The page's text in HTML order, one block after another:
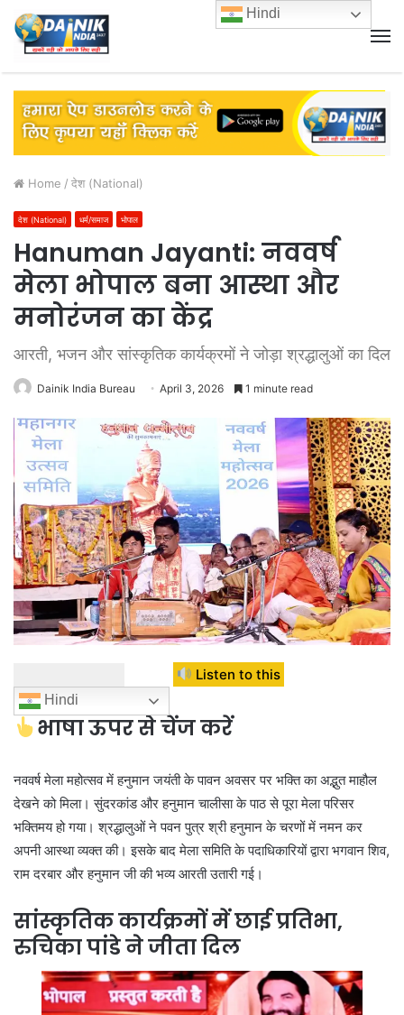
Home / देश (National)
देश (National) धर्म/समाज भोपाल
Hanuman Jayanti: नववर्ष
मेला भोपाल बना आस्था और
मनोरंजन का केंद्र
आरती, भजन और सांस्कृतिक कार्यक्रमों ने जोड़ा श्रद्धालुओं का दिल
Dainik India Bureau April 3, 2026 1 minute read
Listen to this
Hindi
भाषा ऊपर से चेंज करें
नववर्ष मेला महोत्सव में हनुमान जयंती के पावन अवसर पर भक्ति का अद्भुत माहौल
देखने को मिला। सुंदरकांड और हनुमान चालीसा के पाठ से पूरा मेला परिसर
भक्तिमय हो गया। श्रद्धालुओं ने पवन पुत्र श्री हनुमान के चरणों में नमन कर
अपनी आस्था व्यक्त की। इसके बाद मेला समिति के पदाधिकारियों द्वारा भगवान शिव,
राम दरबार और हनुमान जी की भव्य आरती उतारी गई।
सांस्कृतिक कार्यक्रमों में छाई प्रतिभा,
रुचिका पांडे ने जीता दिल
Hindi